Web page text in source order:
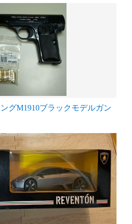
グM1910ブラックモデルガン